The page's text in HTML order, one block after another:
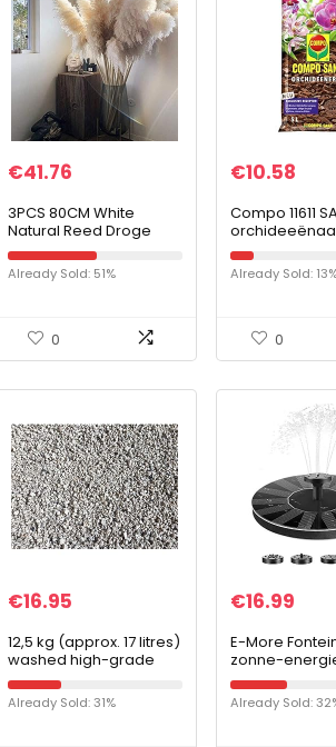
€41.76
3PCS 80CM White
Natural Reed Droge
Bloem Big Pampagras
Bouquet Flower Bruiloft
Ceremonie Decoratie
Already Sold: 51%
0
€10.58
Compo 11611
8 weken
alle
Already Sold:
0
€16.95
12,5 kg (approx. 17 litres)
washed high-grade
pumice 5-12 mm –
puimsteen – substrate
cactus soil bonsai
Already Sold: 31%
€16.99
E-More
zonne-
met 5
monokristallijn
waterpomp,
Already Sold: